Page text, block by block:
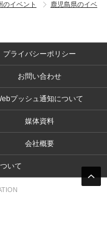
のイベント
鹿児島県のイベ
プライバシーポリシー
お問い合わせ
プッシュ通知について
媒体資料
会社概要
いて